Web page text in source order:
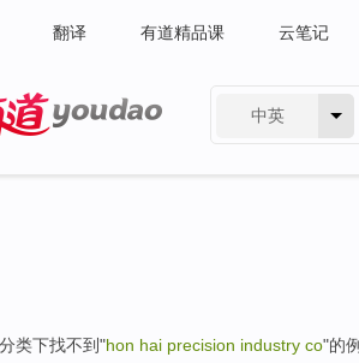
翻译 有道精品课 云笔记
中英
类下找不到"hon hai precision industry co"的